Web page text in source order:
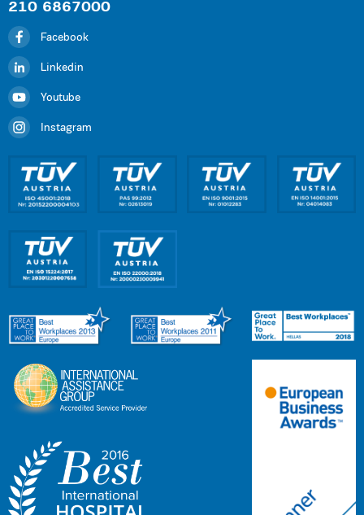
210 6867000
Facebook
Linkedin
Youtube
Instagram